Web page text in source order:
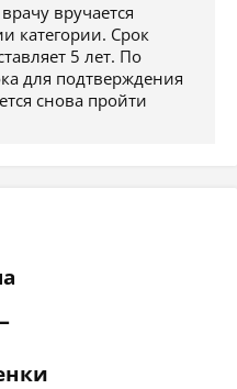
вручается
категории. Срок
5 лет. По
для подтверждения
снова пройти